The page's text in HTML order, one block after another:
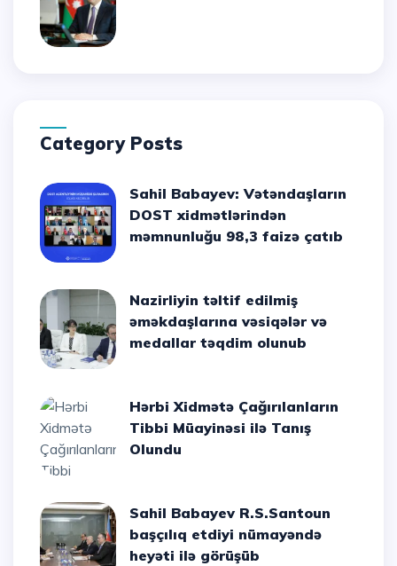
Category Posts
Sahil Babayev: Vətəndaşların
DOST xidmətlərindən
məmnunluğu 98,3 faizə çatıb
Nazirliyin təltif edilmiş
əməkdaşlarına vəsiqələr və
medallar təqdim olunub
Hərbi Xidmətə Çağırılanların
Tibbi Müayinəsi ilə Tanış
Olundu
Sahil Babayev R.S.Santoun
başçılıq etdiyi nümayəndə
heyəti ilə görüşüb